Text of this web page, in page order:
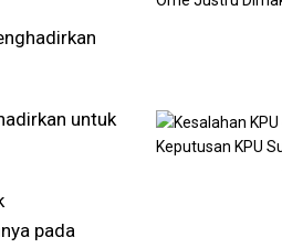
untuk
pada